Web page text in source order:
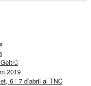
2019
6 i 7 d’abril al TNC